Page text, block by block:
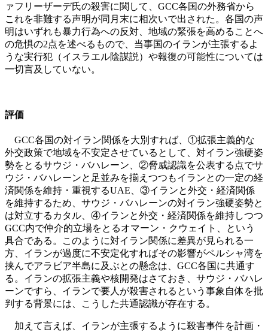
ァフリーザーデ氏の殺害に関して、GCC各国の外務省から
これを非難する声明が同月末に相次いで出された。各国の声
明はいずれも暴力行為への反対、地域の緊張を高めることへ
の危惧の2点を述べるもので、当事国のイランが主張するよ
うな実行犯（イスラエル陰謀説）や報復の可能性については
一切言及していない。
評価
GCC各国の対イラン関係を大別すれば、①拡張主義的な
外交政策で地域を不安定させているとして、対イラン強硬姿
勢をとるサウジ・バハレーン、②脅威認識を公表する点でサ
ウジ・バハレーンと足並みを揃えつつもイランとの一定の経
済関係を維持・重視するUAE、③イランと外交・経済関係
を維持するため、サウジ・バハレーンの対イラン強硬姿勢と
は対立するカタル、④イランと外交・経済関係を維持しつつ
GCC内で仲介的立場をとるオマーン・クウェイト、という
具合である。このように対イラン関係に差異が見られる一
方、イランが過度に不安定化すればその影響がペルシャ湾を
挟んでアラビア半島に及ぶとの懸念は、GCC各国に共通す
る。イランの拡張主義や核開発はさておき、サウジ・バハレ
ーンですら、イランで要人が殺害されるという事象自体を批
判する背景には、こうした共通認識が存在する。
加えて言えば、イランが主張するように殺害事件を計画・